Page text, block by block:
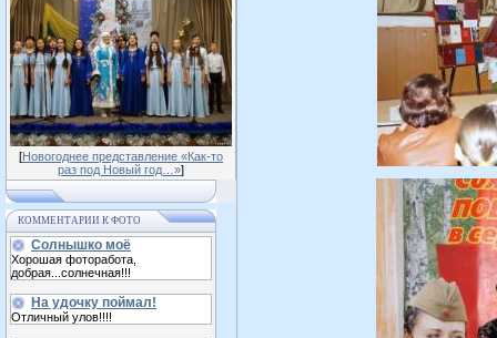
[Новогоднее представление «Как-то
раз под Новый год…»]
КОММЕНТАРИИ К ФОТО
Солнышко моё
Хорошая фоторабота,
добрая...солнечная!!!
На удочку поймал!
Отличный улов!!!!